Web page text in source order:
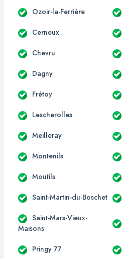
Ozoir-la-Ferrière
Cerneux
Chevru
Dagny
Frétoy
Lescherolles
Meilleray
Montenils
Moutils
Saint-Martin-du-Boschet
Saint-Mars-Vieux-
Maisons
Pringy 77